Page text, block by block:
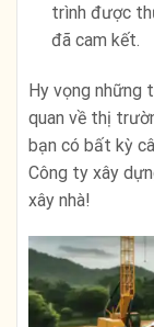
trình được
đã cam kết.
Hy vọng những
quan về thị
bạn có bất kỳ
Công ty xây
xây nhà!